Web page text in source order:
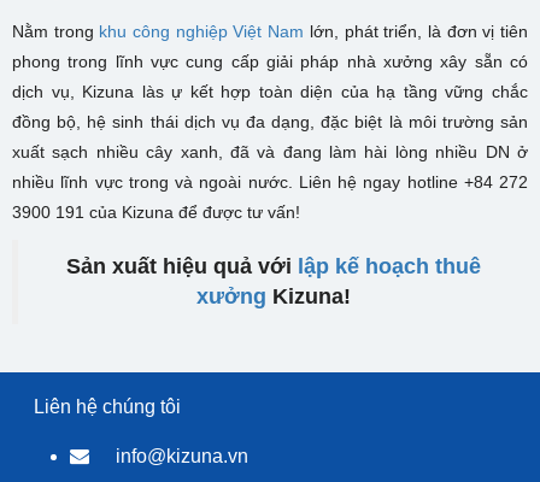
Nằm trong khu công nghiệp Việt Nam lớn, phát triển, là đơn vị tiên
phong trong lĩnh vực cung cấp giải pháp nhà xưởng xây sẵn có
dịch vụ, Kizuna làs ự kết hợp toàn diện của hạ tầng vững chắc
đồng bộ, hệ sinh thái dịch vụ đa dạng, đặc biệt là môi trường sản
xuất sạch nhiều cây xanh, đã và đang làm hài lòng nhiều DN ở
nhiều lĩnh vực trong và ngoài nước. Liên hệ ngay hotline +84 272
3900 191 của Kizuna để được tư vấn!
Sản xuất hiệu quả với lập kế hoạch thuê
xưởng Kizuna!
Liên hệ chúng tôi
info@kizuna.vn